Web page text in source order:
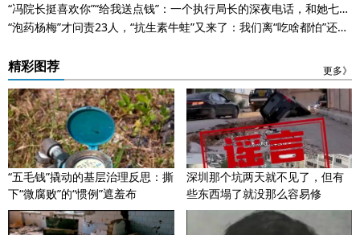
剂？
“冯院长挺喜欢你”“给我送点钱”：一个执行局长的深夜电话，和她七年
的执行困局
“泡药杨梅”才问责23人，“抗生素牛蛙”又来了：我们离“吃啥都怕”还有
精彩图荐 更多》
“五毛钱”撬动的基层治理反思：撕
下“微腐败”的“惯例”遮羞布
深圳那个坑两天就不见了，但有
些东西塌了就没那么容易修